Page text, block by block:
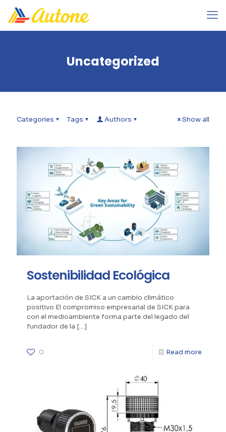
Uncategorized
Categories Tags Authors Show all
Sostenibilidad Ecológica
La aportación de SICK a un cambio climático
positivo El compromiso empresarial de SICK para
con el medioambiente forma parte del legado del
fundador de la […]
0 Read more